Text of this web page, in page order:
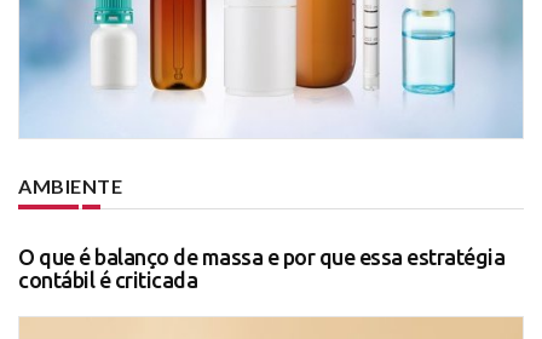
AMBIENTE
O que é balanço de massa e por que essa estratégia
contábil é criticada